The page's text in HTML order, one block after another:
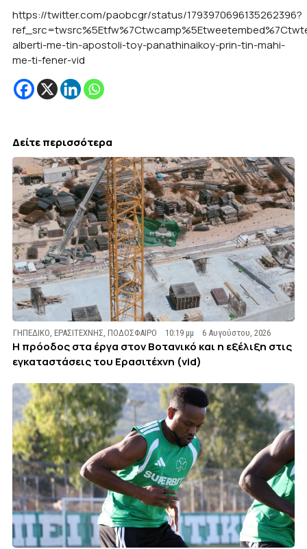
https://twitter.com/paobcgr/status/1793970696135262396?
alberti-me-tin-apostoli-toy-panathinaikoy-prin-tin-mahi-
me-ti-fener-vid
Δείτε περισσότερα
ΓΗΠΕΔΙΚΟ,ΕΡΑΣΙΤΕΧΝΗΣ,ΠΟΔΟΣΦΑΙΡΟ 10:19 μμ 6 Αυγούστου, 2026
Η πρόοδος στα έργα στον Βοτανικό και η εξέλιξη στις
εγκαταστάσεις του Ερασιτέχνη (vid)